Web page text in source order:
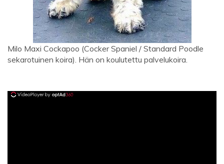
Milo Maxi Cockapoo (Cocker Spaniel / Standard Poodle
sekarotuinen koira). Hän on koulutettu palvelukoira.